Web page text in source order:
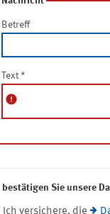
Betreff
Text *
error
Sie unsere
Ich versichere, die